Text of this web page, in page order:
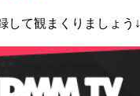
して観まくりましょう